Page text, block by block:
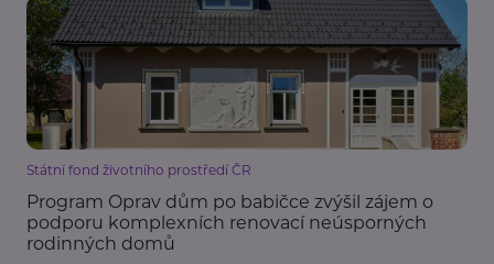
Státní fond životního prostředí ČR
Program Oprav dům po babičce zvýšil zájem o
podporu komplexních renovací neúsporných
rodinných domů